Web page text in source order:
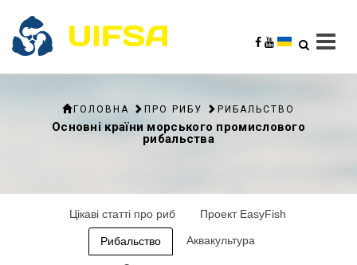
ГОЛОВНА ПРО РИБУ РИБАЛЬСТВО
Основні країни морського промислового
рибальства
Цікаві статті про риб Проект EasyFish
Рибальство Аквакультура